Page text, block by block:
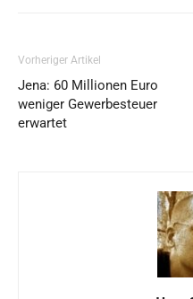
Vorheriger Artikel
Jena: 60 Millionen Euro
weniger Gewerbesteuer
erwartet